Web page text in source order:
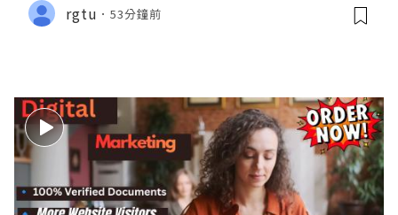
rgtu 53分鐘前